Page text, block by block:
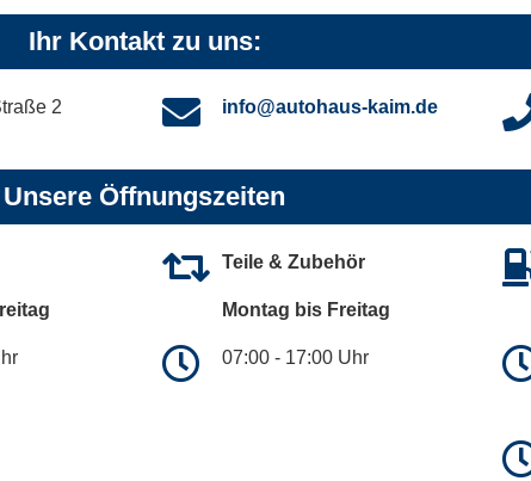
Ihr Kontakt zu uns:
2
info@autohaus-kaim.de
Unsere Öffnungszeiten
Teile & Zubehör
Montag bis Freitag
07:00 - 17:00 Uhr